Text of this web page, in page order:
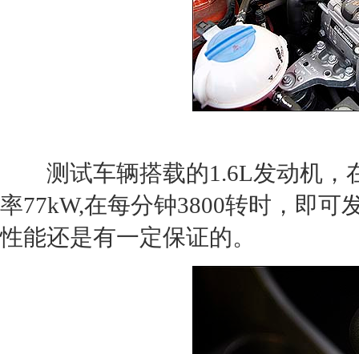
测试车辆搭载的1.6L发动机，
率77kW,在每分钟3800转时，即可
性能还是有一定保证的。